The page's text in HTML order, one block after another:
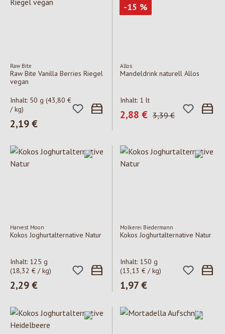
Raw Bite
Raw Bite Vanilla Berries Riegel
vegan
Inhalt: 50 g (43,80 €
/ kg)
Regulärer Preis:
2,19 €
-15 Rabatt
%
Allos
Mandeldrink naturell Allos
Inhalt: 1 lt
Verkaufspreis:
2,88 € Regulärer Preis:
3,39 €
Harvest Moon
Kokos Joghurtalternative Natur
Inhalt: 125 g
(18,32 € / kg)
Regulärer Preis:
2,29 €
Molkerei Biedermann
Kokos Joghurtalternative Natur
Inhalt: 150 g
(13,13 € / kg)
Regulärer Preis:
1,97 €